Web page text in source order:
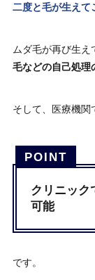
二度と毛が生えて
ムダ毛が再び生え
毛などの自己処理
そして、医療機関
クリニック
可能
です。